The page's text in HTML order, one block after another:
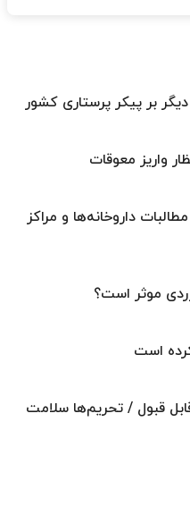
بر پیکر پرستاری کشور
واریز معوقات
مطالبات داروخانه‌ها و مراکز
موثر است؟
است
قبول / تحریم‌ها سلامت